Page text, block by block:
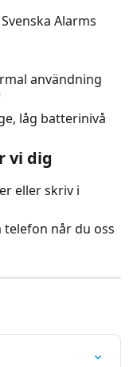
Alarms
användning
låg batterinivå
vi dig
eller skriv i
telefon når du oss